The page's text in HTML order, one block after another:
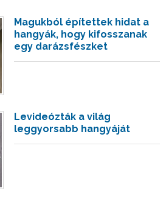
Magukból építettek hidat a
hangyák, hogy kifosszanak
egy darázsfészket
Levideózták a világ
leggyorsabb hangyáját